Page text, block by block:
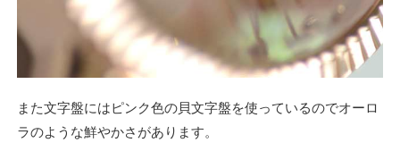
また文字盤にはピンク色の貝文字盤を使っているのでオーロ
ラのような鮮やかさがあります。